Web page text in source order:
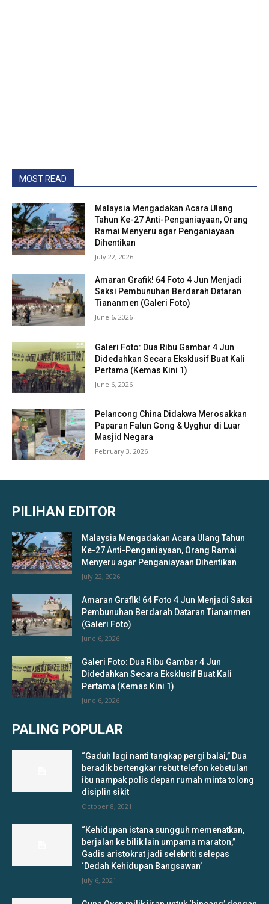
MOST READ
Malaysia Mengadakan Acara Ulang
Tahun Ke-27 Anti-Penganiayaan, Orang
Ramai Menyeru agar Penganiayaan
Dihentikan
July 22, 2026
Amaran Grafik! 64 Foto 4 Jun Menjadi
Saksi Pembunuhan Berdarah Dataran
Tiananmen (Galeri Foto)
June 6, 2026
Galeri Foto: Dua Ribu Gambar 4 Jun
Didedahkan Secara Eksklusif Buat Kali
Pertama (Kemas Kini 1)
June 6, 2026
Pelancong China Didakwa Merosakkan
Paparan Falun Gong & Uyghur di Luar
Masjid Negara
February 3, 2026
PILIHAN EDITOR
Malaysia Mengadakan Acara Ulang Tahun
Ke-27 Anti-Penganiayaan, Orang Ramai
Menyeru agar Penganiayaan Dihentikan
July 22, 2026
Amaran Grafik! 64 Foto 4 Jun Menjadi Saksi
Pembunuhan Berdarah Dataran Tiananmen
(Galeri Foto)
June 6, 2026
Galeri Foto: Dua Ribu Gambar 4 Jun
Didedahkan Secara Eksklusif Buat Kali
Pertama (Kemas Kini 1)
June 6, 2026
PALING POPULAR
“Gaduh lagi nanti tangkap pergi balai,” Dua
beradik bertengkar rebut telefon kebetulan
ibu nampak polis depan rumah minta tolong
disiplin sikit
October 8, 2021
“Kehidupan istana sungguh memenatkan,
berjalan ke bilik lain umpama maraton,”
Gadis aristokrat jadi selebriti selepas
‘Dedah Kehidupan Bangsawan’
July 6, 2021